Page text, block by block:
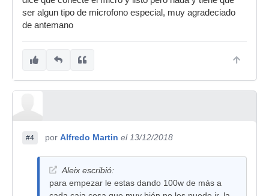
ser algun tipo de microfono especial, muy agradeciado
de antemano
#4 por Alfredo Martin el 13/12/2018
Aleix escribió:
para empezar le estas dando 100w de más a